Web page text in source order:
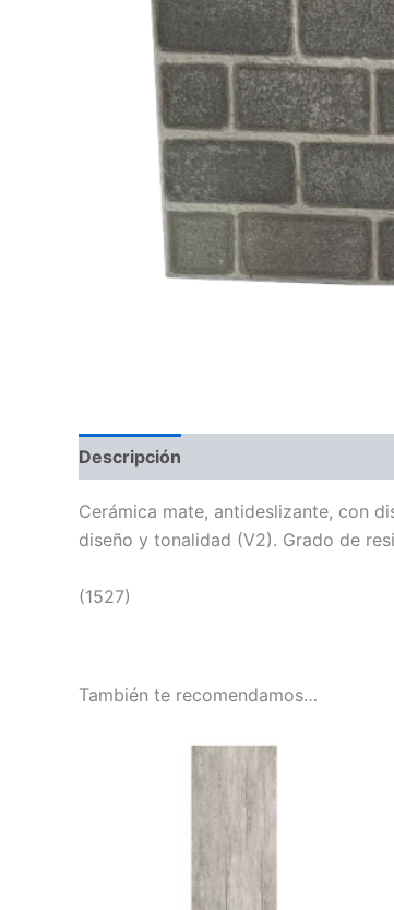
Descripción
Cerámica mate, antideslizante, con
diseño y tonalidad (V2). Grado de
(1527)
También te recomendamos…